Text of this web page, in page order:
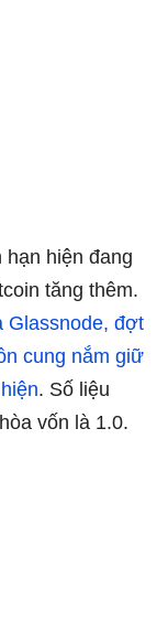
hiện đang
tăng thêm.
Glassnode, đợt
cung nắm giữ
. Số liệu
vốn là 1.0.